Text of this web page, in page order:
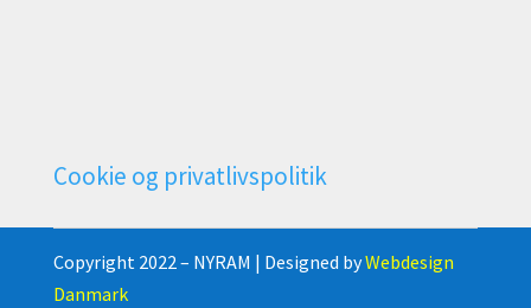
Cookie og privatlivspolitik
Copyright 2022 – NYRAM | Designed byWebdesign
Danmark